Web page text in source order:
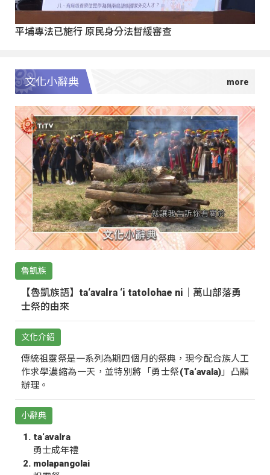
平埔專法已施行 原民身分法暫緩審查
文化小辭典
魯凱族
【魯凱族語】ta‘avalra ‘i tatolohae ni｜萬山部落勇
士祭的由來
文化介紹
傳統祖靈祭是一系列為期四個月的祭典，現今配合族人工
作求學濃縮為一天，並特別將「勇士祭(Ta‘avala)」凸顯
辦理。
小辭典
ta‘avalra
勇士成年禮
molapangolai